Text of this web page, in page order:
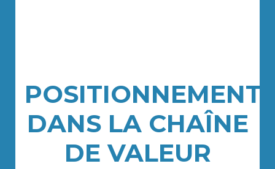
POSITIONNEMENT
DANS LA CHAÎNE
DE VALEUR